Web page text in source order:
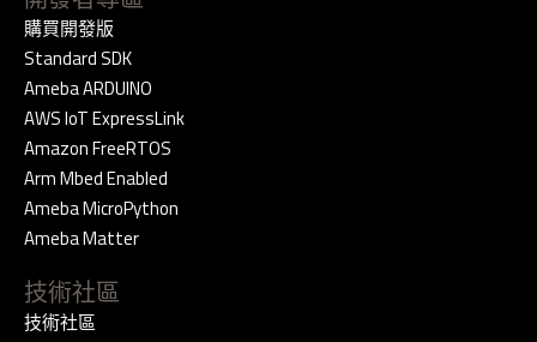
購買開發版
Standard SDK
Ameba ARDUINO
AWS IoT ExpressLink
Amazon FreeRTOS
Arm Mbed Enabled
Ameba MicroPython
Ameba Matter
技術社區
技術社區